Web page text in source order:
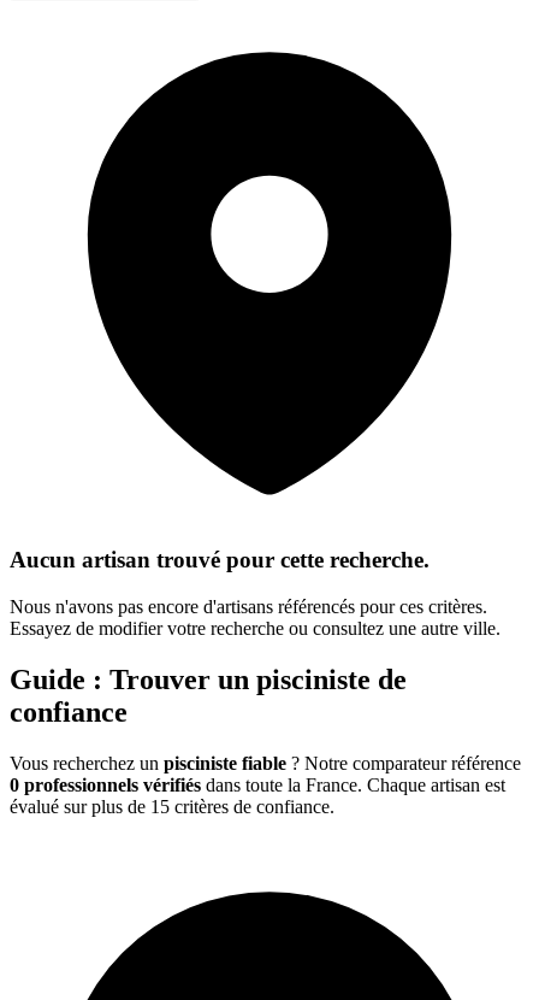
Aucun artisan trouvé pour cette recherche.
Nous n'avons pas encore d'artisans référencés pour ces critères.
Essayez de modifier votre recherche ou consultez une autre ville.
Guide : Trouver un pisciniste de
confiance
Vous recherchez un pisciniste fiable ? Notre comparateur référence
0 professionnels vérifiés dans toute la France. Chaque artisan est
évalué sur plus de 15 critères de confiance.